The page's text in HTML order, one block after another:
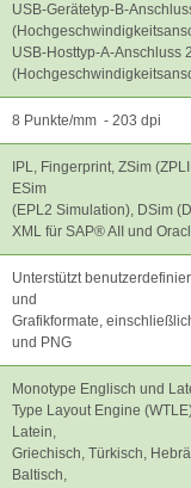
USB-Gerätetyp-B-
USB-Hosttyp-A-Anschluss
8 Punkte/mm - 203 dpi
IPL, Fingerprint, ZSim
ESim
(EPL2 Simulation), DSim
XML für SAP® AII und
Unterstützt
und
Grafikformate,
und PNG
Monotype Englisch und
Type Layout Engine
Latein,
Griechisch, Türkisch,
Baltisch,